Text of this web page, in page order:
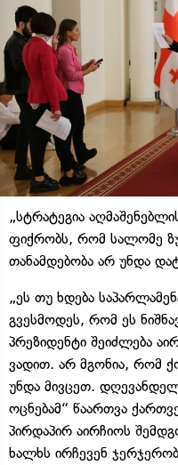
„სტრატეგია
ფიქრობს, რომ სალომე
თანამდებობა არ უნდა
„ეს თუ ხდება
გვესმოდეს, რომ ეს
პრეზიდენტი შეიძლება
ვადით. არ მგონია, რომ
უნდა მივცეთ.
ოცნებამ“ წაართვა
პირდაპირ აირჩიოს
ხალხს ირჩევენ